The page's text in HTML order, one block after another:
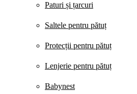
Paturi și țarcuri
Saltele pentru pătuț
Protecții pentru pătuț
Lenjerie pentru pătuț
Babynest